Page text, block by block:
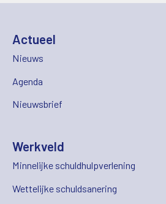
Actueel
Nieuws
Agenda
Nieuwsbrief
Werkveld
Minnelijke schuldhulpverlening
Wettelijke schuldsanering